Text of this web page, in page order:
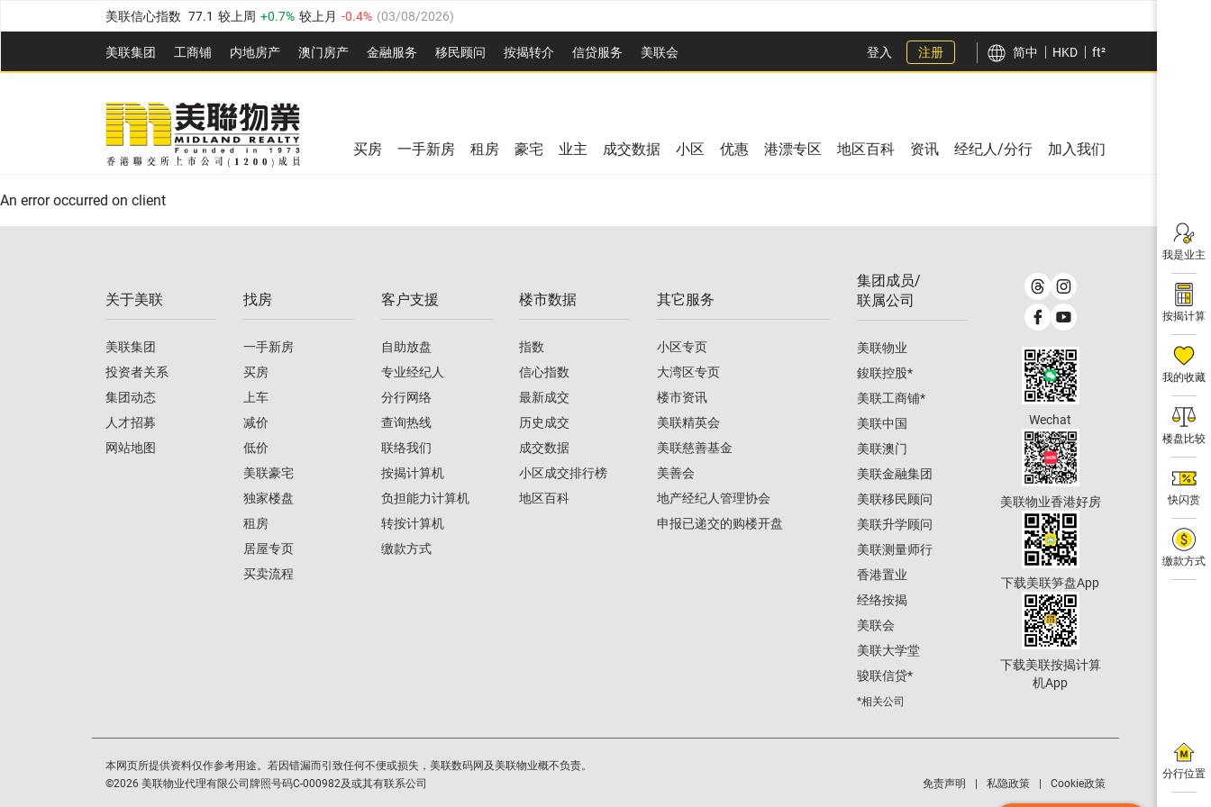
美联信心指数 77.1 较上周 0.7% 较上月 -0.4% (03/08/2026)
全港指数 149.1 较上周 0% 较上月 0.4% ( 03/08/2026
港岛指数 157.4 较上周 -0.3% 较上月 -0.8% (03/08/2026)
九龙指数 156.4 较上周 -0.1% 较上月
新界指数 134.8 较上周 0.1% 较上月 03/08/2026
美联信心指数 77.1 较上周 0.7% 较上月
美联集团 工商铺 内地房产 澳⻔房产 金融服务 移民顾问 按揭转介 信贷服务 美联会
全港指数 149.1 较上周 0% 较上月
美联信心指数 较上周 0.7% 03/08/2026
登入 注册 简中 HKD ft²
我是业主
按揭计算
我的收藏
楼盘比较
快闪赏
缴款方式
分行位置
买房 一手新房 租房 豪宅 业主 成交数据 小区 优惠 港漂专区 地区百科 资讯 经纪人/分行 加入我们
An error occurred on client
关于美联
美联集团
投资者关系
集团动态
人才招募
网站地图
找房
一手新房
买房
上车
减价
低价
美联豪宅
独家楼盘
租房
居屋专页
买卖流程
客户支援
自助放盘
专业经纪人
分行网络
查询热线
联络我们
按揭计算机
负担能力计算机
转按计算机
缴款方式
楼市数据
指数
信心指数
最新成交
历史成交
成交数据
小区成交排行榜
地区百科
其它服务
小区专页
大湾区专页
楼市资讯
美联精英会
美联慈善基金
美善会
地产经纪人管理协会
申报已递交的购楼开盘
集团成员/
联属公司
美联物业
鋑联控股*
美联工商铺*
美联中国
美联澳门
美联金融集团
美联移民顾问
美联升学顾问
美联测量师行
香港置业
经络按揭
美联会
美联大学堂
骏联信贷*
*相关公司
Wechat
美联物业香港好房
下载美联笋盘App
下载美联按揭计算
机App
本网页所提供资料仅作参考用途。若因错漏而引致任何不便或损失，美联数码网及美联物业概不负责。
©2026 美联物业代理有限公司牌照号码C-000982及或其有联系公司 免责声明 私隐政策 Cookie政策